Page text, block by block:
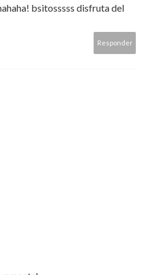
bsitosssss disfruta del
Responder